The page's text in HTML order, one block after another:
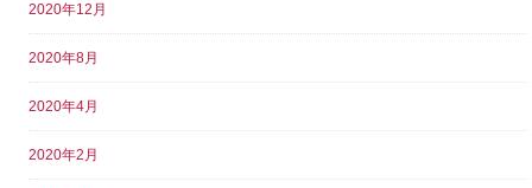
2020年12月
2020年8月
2020年4月
2020年2月